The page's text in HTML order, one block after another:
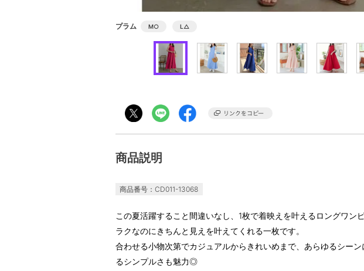
プラム M○ L △
商品説明
商品番号：CD011-13068
この夏活躍すること間違いなし、1枚で着映えを叶えるロングワン
ラクなのにきちんと見えを叶えてくれる一枚です。
合わせる小物次第でカジュアルからきれいめまで、あらゆるシー
るシンプルさも魅力◎